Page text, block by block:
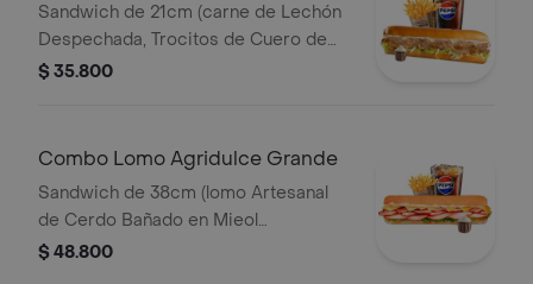
Sandwich de 21cm (carne de Lechón
Despechada, Trocitos de Cuero de
Lechón, Queso Mozzarella, Lechuga y
$ 35.800
Combo Lomo Agridulce Grande
Sandwich de 38cm (lomo Artesanal
de Cerdo Bañado en Mieol
Mostaza,queso
$ 48.800